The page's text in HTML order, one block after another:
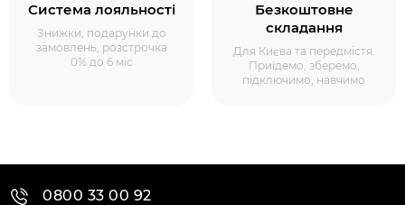
Система лояльності
Знижки, подарунки до
замовлень, розстрочка
0% до 6 міс
Безкоштовне
складання
Для Києва та передмістя.
Приїдемо, зберемо,
підключимо, навчимо
0800 33 00 92